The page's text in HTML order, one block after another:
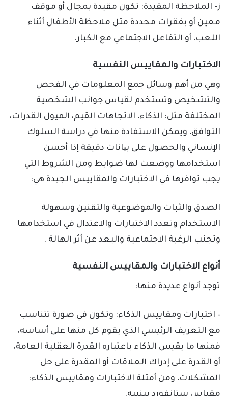
ز- الملاحظة المقيدة: تكون مقيدة بمجال أو موقف
معين أو بفقرات محددة مثل ملاحظة الأطفال أثناء
اللعب، أو التفاعل الاجتماعي مع الكبار.
الاختبارات والمقاييس النفسية
وهي من أهم وسائل جمع المعلومات في الفحص
والتشخيص وتستخدم لقياس جوانب الشخصية
المختلفة مثل: الذكاء، الاتجاهات القيم، الميول القدرات،
التوافق، ويمكن الاستفادة منها في دراسة السلوك
الإنساني والحصول على بیانات دقيقة إذا أحسن
استخدامها ووضعت لها ضوابط ومن الشروط التي
يجب توافرها في الاختبارات والمقاييس الجيدة هي:
الصدق والثبات والموضوعية والتقنين وسهولة
الاستخدام وتعدد الاختبارات والاعتدال في استخدامها
وتجنب الرغبة الاجتماعية والبعد عن أثر الهالة .
أنواع الاختبارات والمقاييس النفسية
توجد أنواع عديدة منها:
– اختبارات ومقاييس الذكاء: وتكون في صورة تتناسب
مع التعريف الرئيسي الذي يقوم كل منها على أساسه،
فمنها ما يقيس الذكاء باعتباره القدرة العقلية العامة،
أو القدرة على إدراك العلاقات أو المقدرة على حل
المشكلات، ومن أمثلة الاختبارات ومقاييس الذكاء: